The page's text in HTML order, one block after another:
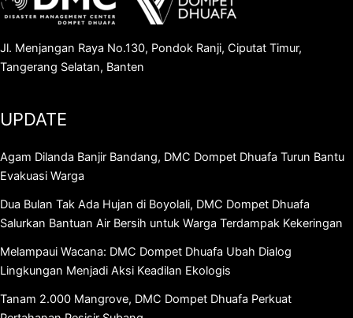
Jl. Menjangan Raya No.130, Pondok Ranji, Ciputat Timur,
Tangerang Selatan, Banten
UPDATE
Agam Dilanda Banjir Bandang, DMC Dompet Dhuafa Turun Bantu
Evakuasi Warga
Dua Bulan Tak Ada Hujan di Boyolali, DMC Dompet Dhuafa
Salurkan Bantuan Air Bersih untuk Warga Terdampak Kekeringan
Melampaui Wacana: DMC Dompet Dhuafa Ubah Dialog
Lingkungan Menjadi Aksi Keadilan Ekologis
Tanam 2.000 Mangrove, DMC Dompet Dhuafa Perkuat